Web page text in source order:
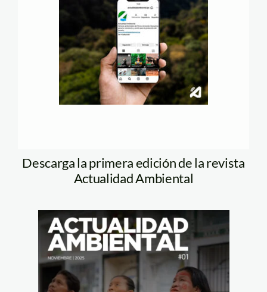
Descarga la primera edición de la revista
Actualidad Ambiental